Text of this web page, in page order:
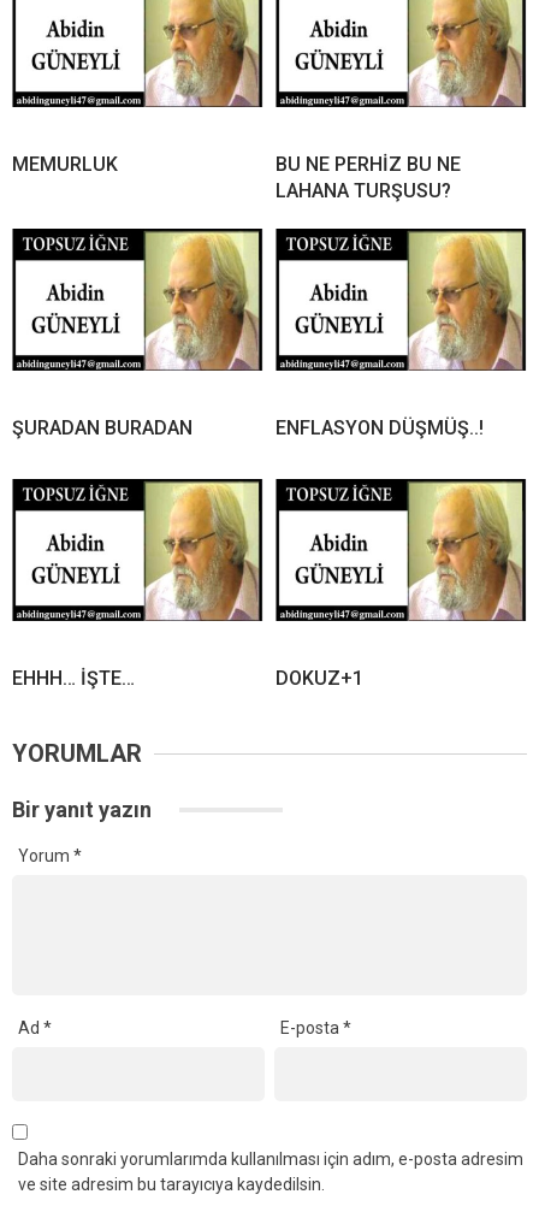
MEMURLUK
BU NE PERHİZ BU NE
LAHANA TURŞUSU?
ŞURADAN BURADAN ENFLASYON DÜŞMÜŞ..!
EHHH… İŞTE… DOKUZ+1
YORUMLAR
Bir yanıt yazın
Yorum *
Ad * E-posta*
Daha sonraki yorumlarımda kullanılması için adım, e-posta adresim
ve site adresim bu tarayıcıya kaydedilsin.